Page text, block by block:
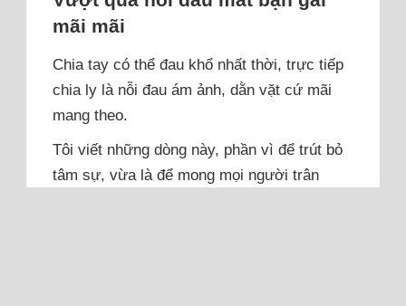
mãi mãi
Chia tay có thể đau khổ nhất thời, trực tiếp
chia ly là nỗi đau ám ảnh, dằn vặt cứ mãi
mang theo.
Tôi viết những dòng này, phần vì để trút bỏ
tâm sự, vừa là để mong mọi người trân